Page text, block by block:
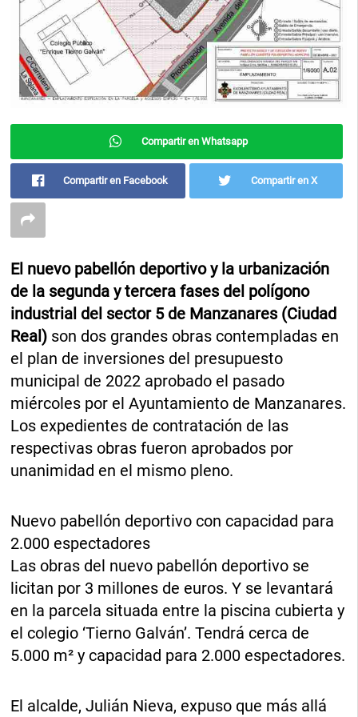
Compartir en Whatsapp
Compartir en Facebook Compartir en X
El nuevo pabellón deportivo y la urbanización
de la segunda y tercera fases del polígono
industrial del sector 5 de Manzanares (Ciudad
Real) son dos grandes obras contempladas en
el plan de inversiones del presupuesto
municipal de 2022 aprobado el pasado
miércoles por el Ayuntamiento de Manzanares.
Los expedientes de contratación de las
respectivas obras fueron aprobados por
unanimidad en el mismo pleno.
Nuevo pabellón deportivo con capacidad para
2.000 espectadores
Las obras del nuevo pabellón deportivo se
licitan por 3 millones de euros. Y se levantará
en la parcela situada entre la piscina cubierta y
el colegio ‘Tierno Galván’. Tendrá cerca de
5.000 m² y capacidad para 2.000 espectadores.
El alcalde, Julián Nieva, expuso que más allá